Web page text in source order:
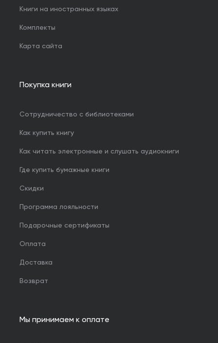
Книги на иностранных языках
Комплекты
Карта сайта
Покупка книги
Сотрудничество с библиотеками
Как купить книгу
Как читать электронные и слушать аудиокниги
Где купить бумажные книги
Скидки
Программа лояльности
Подарочные сертификаты
Оплата
Доставка
Возврат
Мы принимаем к оплате